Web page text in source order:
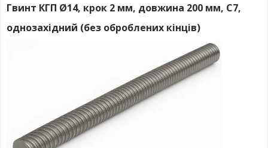
Гвинт КГП Ø14, крок 2 мм, довжина 200 мм, C7,
однозахідний (без оброблених кінців)